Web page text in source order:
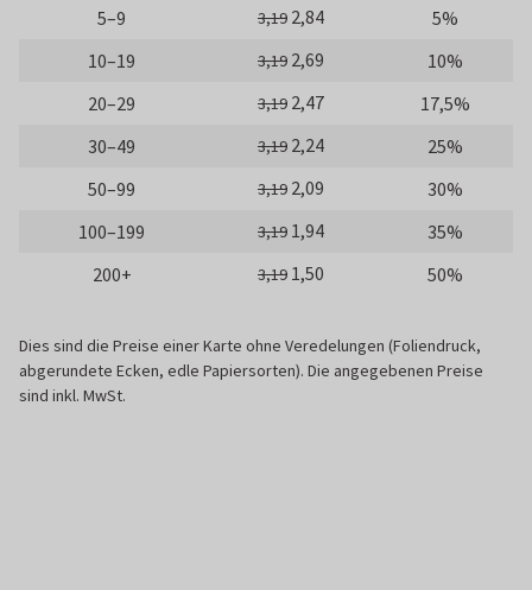
5–9 3,19 2,84
5%
10–19
3,19 2,69
10%
20–29
3,19 2,47
17,5%
30–49
3,19 2,24
25%
50–99
3,19 2,09
30%
100–199
3,19 1,94
35%
200+
3,19 1,50 50%
Dies sind die Preise einer Karte ohne Veredelungen (Foliendruck,
abgerundete Ecken, edle Papiersorten). Die angegebenen Preise
sind inkl. MwSt.